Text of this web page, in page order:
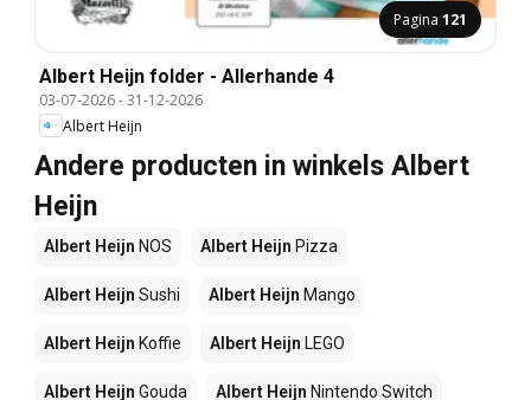
Pagina 121
Albert Heijn folder - Allerhande 4
03-07-2026-31-12-2026
Albert Heijn
Andere producten in winkels Albert
Heijn
Albert Heijn NOS Albert Heijn Pizza
Albert Heijn Sushi Albert Heijn Mango
Albert Heijn Koffie Albert Heijn LEGO
Albert Heijn Gouda Albert Heijn Nintendo Switch